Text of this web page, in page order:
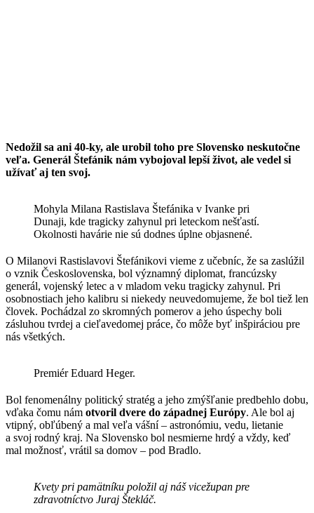
Nedožil sa ani 40-ky, ale urobil toho pre Slovensko neskutočne
veľa. Generál Štefánik nám vybojoval lepší život, ale vedel si
užívať aj ten svoj.
Mohyla Milana Rastislava Štefánika v Ivanke pri
Dunaji, kde tragicky zahynul pri leteckom nešťastí.
Okolnosti havárie nie sú dodnes úplne objasnené.
O Milanovi Rastislavovi Štefánikovi vieme z učebníc, že sa zaslúžil
o vznik Československa, bol významný diplomat, francúzsky
generál, vojenský letec a v mladom veku tragicky zahynul. Pri
osobnostiach jeho kalibru si niekedy neuvedomujeme, že bol tiež len
človek. Pochádzal zo skromných pomerov a jeho úspechy boli
zásluhou tvrdej a cieľavedomej práce, čo môže byť inšpiráciou pre
nás všetkých.
Premiér Eduard Heger.
Bol fenomenálny politický stratég a jeho zmýšľanie predbehlo dobu,
vďaka čomu nám otvoril dvere do západnej Európy. Ale bol aj
vtipný, obľúbený a mal veľa vášní – astronómiu, vedu, lietanie
a svoj rodný kraj. Na Slovensko bol nesmierne hrdý a vždy, keď
mal možnosť, vrátil sa domov – pod Bradlo.
Kvety pri pamätníku položil aj náš vicežupan pre
zdravotníctvo Juraj Štekláč.